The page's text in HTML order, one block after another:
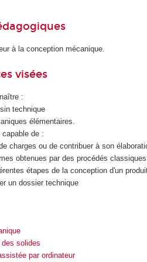
à la conception mécanique.
visées
:
technique
élémentaires.
capable de :
charges ou de contribuer à son
obtenues par des procédés classiques
étapes de la conception d'un
un dossier technique
solides
par ordinateur